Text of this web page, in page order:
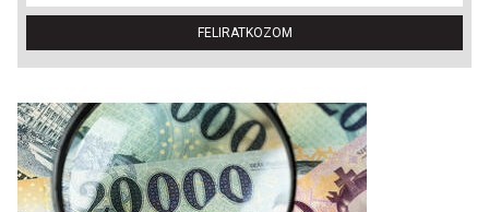
FELIRATKOZOM